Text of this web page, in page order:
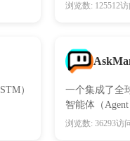
浏览数: 125512访
）
一个集成了全
智能体（Agent
浏览数: 36293访